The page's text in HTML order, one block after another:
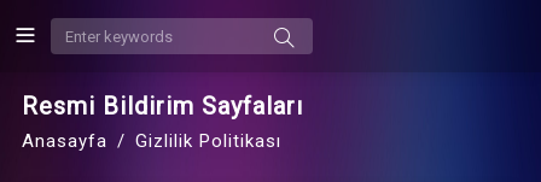
Resmi Bildirim Sayfaları
Anasayfa Gizlilik Politikası